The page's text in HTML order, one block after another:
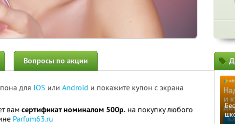
Вопросы по акции
для IOS или Android и покажите купон с экрана
вам сертификат номиналом 500р. на покупку любого
Parfum63.ru